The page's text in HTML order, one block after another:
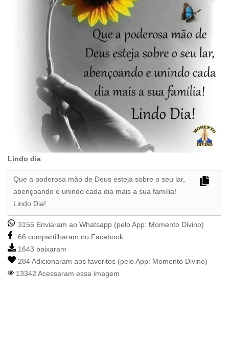
Lindo dia
Que a poderosa mão de Deus esteja sobre o seu lar,
abençoando e unindo cada dia mais a sua família!
Lindo Dia!
3155 Enviaram ao Whatsapp (pelo App: Momento Divino)
66 compartilharam no Facebook
1643 baixaram
284 Adicionaram aos favoritos (pelo App: Momento Divino)
13342 Acessaram essa imagem